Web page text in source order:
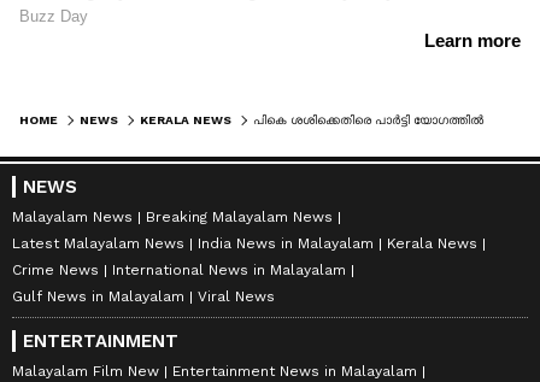
HOME NEWS KERALA NEWS
NEWS
Malayalam News
Breaking Malayalam News
Latest Malayalam News
India News in Malayalam
Kerala News
Crime News
International News in Malayalam
Gulf News in Malayalam
Viral News
ENTERTAINMENT
Malayalam Film New
Entertainment News in Malayalam